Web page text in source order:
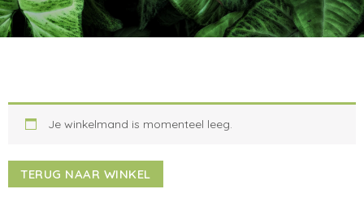
Je winkelmand is momenteel leeg.
TERUG NAAR WINKEL